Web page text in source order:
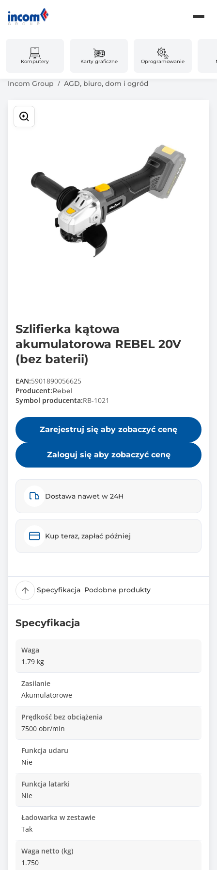
Komputery Karty graficzne Oprogramowanie
Incom Group AGD, biuro, dom i ogród
Szlifierka kątowa
akumulatorowa REBEL 20V
(bez baterii)
EAN:5901890056625
Producent:Rebel
Symbol producenta:RB-1021
Zarejestruj się aby zobaczyć cenę
Zaloguj się aby zobaczyć cenę
Dostawa nawet w 24H
Kup teraz, zapłać później
Specyfikacja Podobne produkty
Specyfikacja
Waga
1.79 kg
Zasilanie
Akumulatorowe
Prędkość bez obciążenia
7500 obr/min
Funkcja udaru
Nie
Funkcja latarki
Nie
Ładowarka w zestawie
Tak
Waga netto (kg)
1.750